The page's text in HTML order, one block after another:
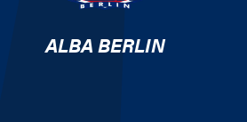
ALBA BERLIN